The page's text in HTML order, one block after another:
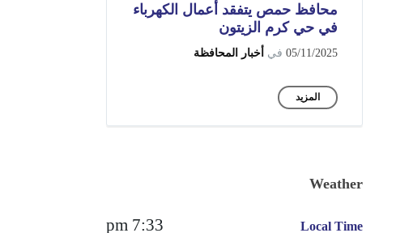
محافظ حمص يتفقد أعمال الكهرباء
في حي كرم الزيتون
05/11/2025 في أخبار المحافظة
المزيد
Weather
Local Time
7:33 pm